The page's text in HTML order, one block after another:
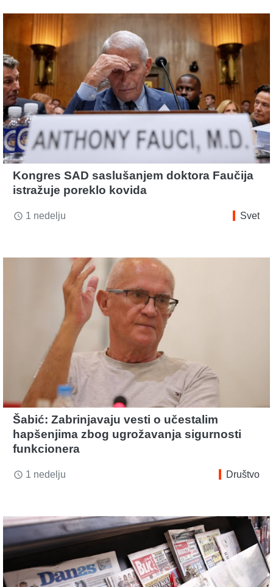
Kongres SAD saslušanjem doktora Faučija
istražuje poreklo kovida
access_time 1 nedelju Svet
Šabić: Zabrinjavaju vesti o učestalim
hapšenjima zbog ugrožavanja sigurnosti
funkcionera
access_time 1 nedelju Društvo